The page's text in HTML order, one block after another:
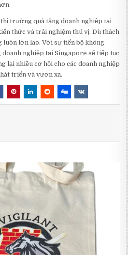
trường quà tặng doanh nghiệp tại
thức và trải nghiệm thú vị. Dù thách
luôn lớn lao. Với sự tiến bộ không
nghiệp tại Singapore sẽ tiếp tục
lại nhiều cơ hội cho các doanh nghiệp
triển và vươn xa.